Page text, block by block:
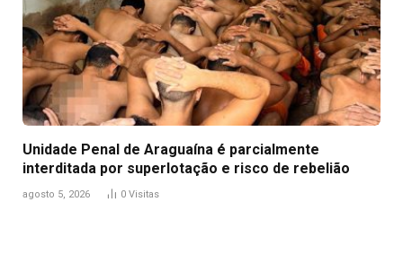
Unidade Penal de Araguaína é parcialmente
interditada por superlotação e risco de rebelião
agosto 5, 2026 0 Visitas